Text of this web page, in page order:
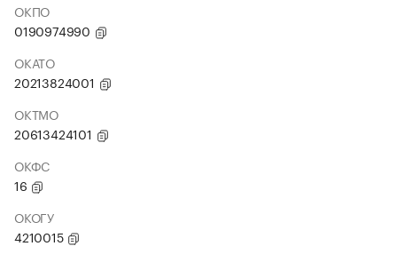
ОКПО
0190974990
ОКАТО
20213824001
ОКТМО
20613424101
ОКФС
16
ОКОГУ
4210015